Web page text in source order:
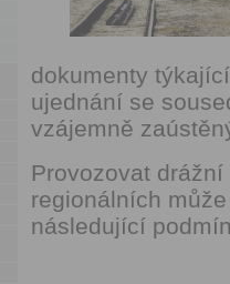
dokumenty
ujednání se
vzájemně
Provozovat
regionálních
následující